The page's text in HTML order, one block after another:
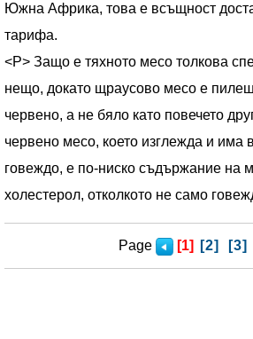
Южна Африка, това е всъщност
тарифа.
<Р> Защо е тяхното месо толкова
нещо, докато щраусово месо е
червено, а не бяло като повечето
червено месо, което изглежда и има
говеждо, е по-ниско съдържание на
холестерол, отколкото не само
Page [1] [2] [3]